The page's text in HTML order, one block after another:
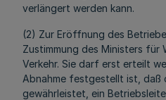
verlängert werden kann.
(2) Zur Eröffnung des
Zustimmung des Ministers
Verkehr. Sie darf erst erteilt
Abnahme festgestellt ist, daß
gewährleistet, ein